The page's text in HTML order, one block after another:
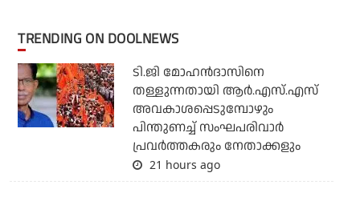
TRENDING ON DOOLNEWS
ടി.ജി മോഹന്‍ദാസിനെ
തള്ളുന്നതായി ആര്‍.എസ്.എസ്
അവകാശപ്പെടുമ്പോഴും
പിന്തുണച്ച് സംഘപരിവാര്‍
പ്രവര്‍ത്തകരും നേതാക്കളും
21 hours ago